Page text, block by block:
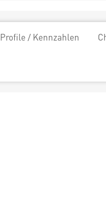
Profile / Kennzahlen